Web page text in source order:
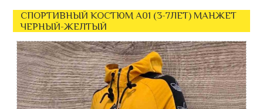
СПОРТИВНЫЙ КОСТЮМ A01 (3-7ЛЕТ) МАНЖЕТ
ЧЕРНЫЙ-ЖЕЛТЫЙ